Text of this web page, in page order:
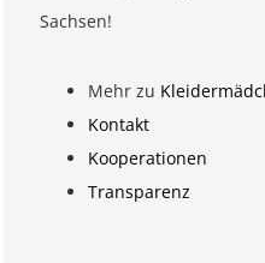
Sachsen!
Mehr zu
Kontakt
Kooperationen
Transparenz